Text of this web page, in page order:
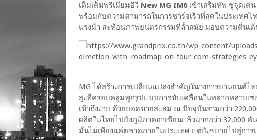
เติมเต็มพรีเมียมอีวี New MG IM6เข้าเสริมทัพ ชูจุดเด่
พร้อมกับความสามารถในการชาร์จเร็วที่สุดในประเทศ
แรงม้า สะท้อนภาพยนตรกรรมที่ล้ำสมัย มอบความตื่นเ
MG ได้สร้างการเปลี่ยนแปลงสำคัญในวงการยานยนต์
สูงที่ครอบคลุมทุกรูปแบบการขับเคลื่อนในหลากหลายเ
เข้าถึงง่าย ด้วยยอดขายสะสม ณ ปัจจุบันรวมกว่า
ผลิตในไทยไปยังภูมิภาคอาเซียนแล้วมากกว่า 32,000 คั
มั่นไม่เพียงแค่ตลาดภายในประเทศ แต่ยังขยายไปสู่กา